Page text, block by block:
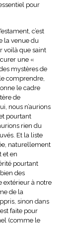
pour
c’est
la venue du
voilà que saint
une «
mystères de
le comprendre,
le cadre
de
nous n’aurions
pourtant
rien du
Et la liste
naturellement
et en
pourtant
des
extérieur à notre
de la
sinon dans
faite pour
(comme le